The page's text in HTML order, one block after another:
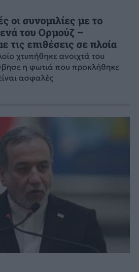
οι συνομιλίες με το
του Ορμούζ –
τις επιθέσεις σε πλοία
χτυπήθηκε ανοιχτά του
η φωτιά που προκλήθηκε
ασφαλές